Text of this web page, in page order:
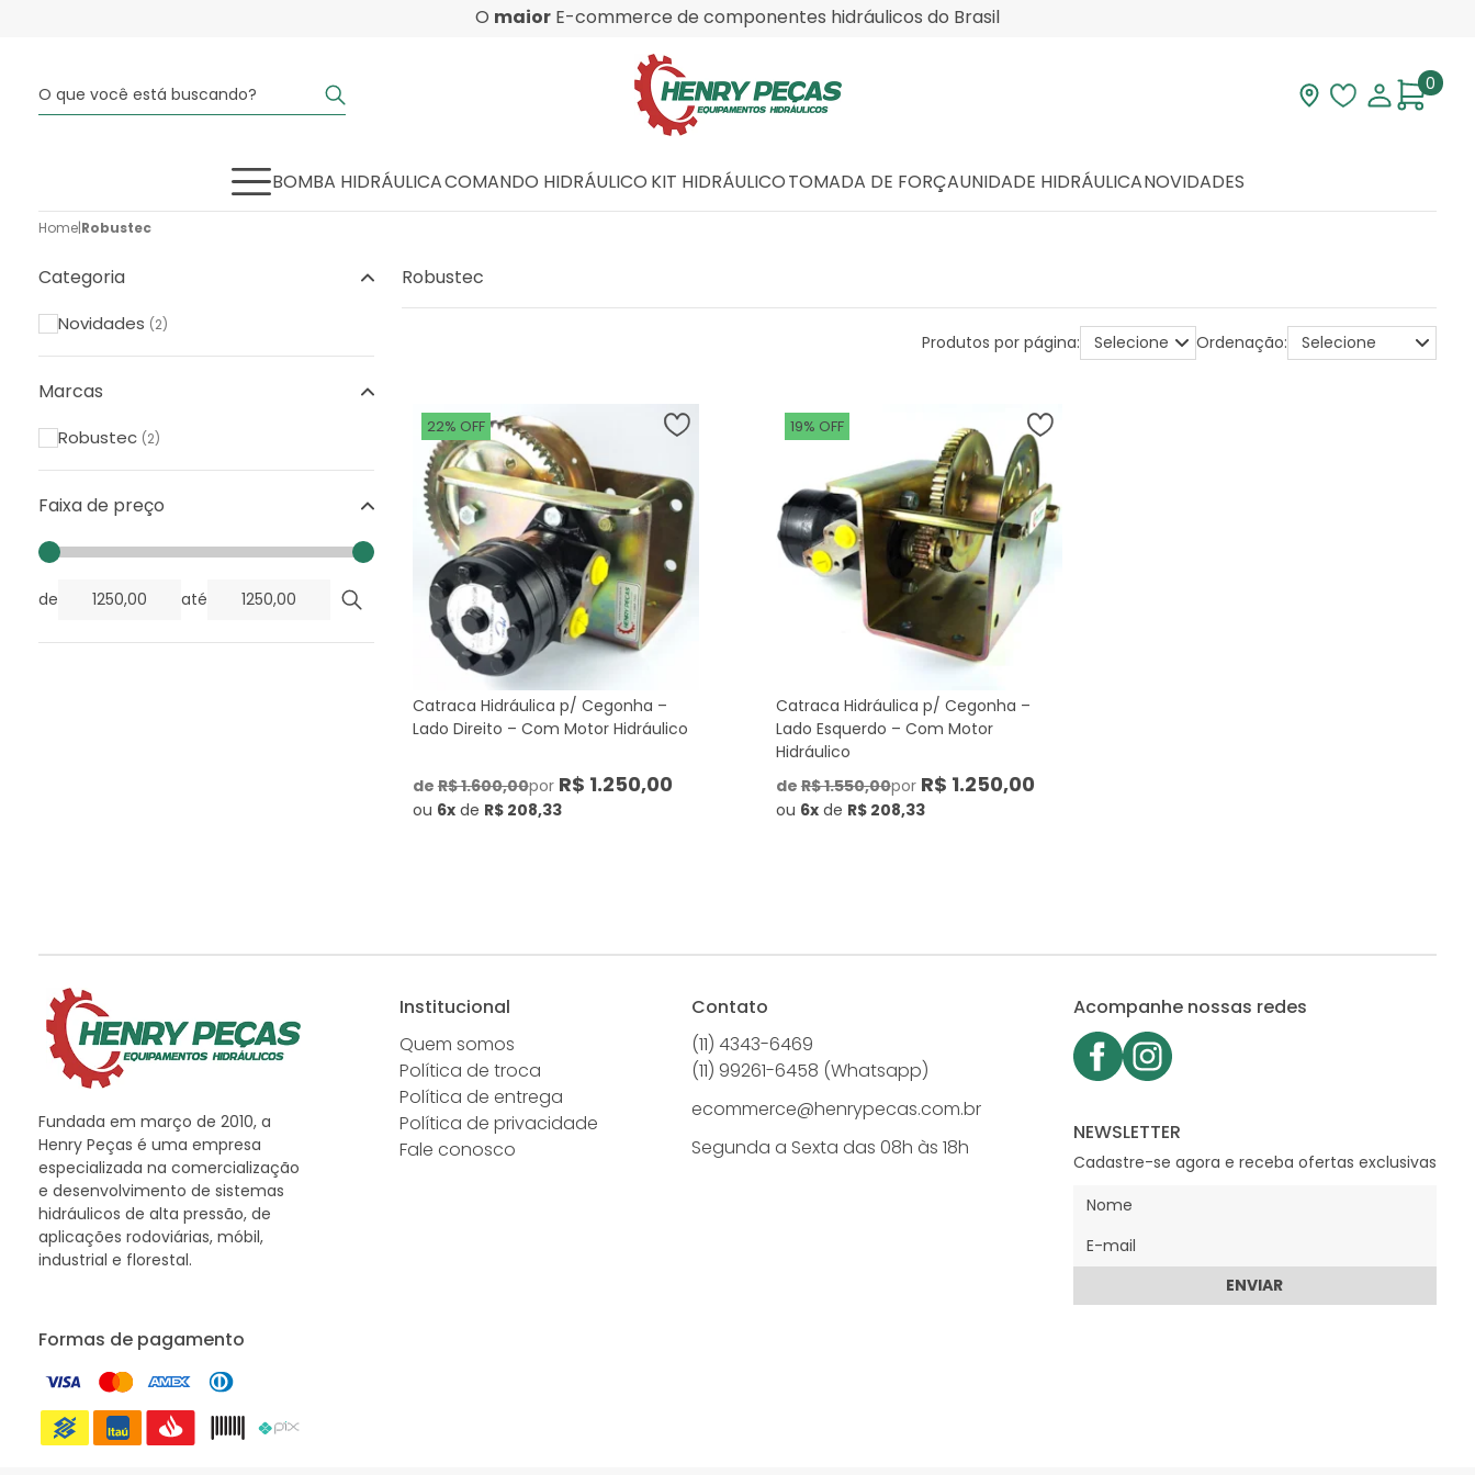
O maior E-commerce de componentes hidráulicos do Brasil
Visite nossa loja
Lista deMinha
0
BOMBA HIDRÁULICACOMANDO HIDRÁULICO KIT HIDRÁULICOTOMADA DE FORÇAUNIDADE HIDRÁULICANOVIDADES
Home|Robustec
Categoria
Novidades (2)
Marcas
Robustec (2)
Faixa de preço
de até
Robustec
Produtos por página: Ordenação:
22% OFF
Catraca Hidráulica p/ Cegonha –
Lado Direito – Com Motor Hidráulico
deR$ 1.600,00porR$ 1.250,00
ou 6xde R$ 208,33
19% OFF
Catraca Hidráulica p/ Cegonha –
Lado Esquerdo – Com Motor
Hidráulico
de R$ 1.550,00porR$ 1.250,00
ou 6xde R$ 208,33
Fundada em março de 2010, a
Henry Peças é uma empresa
especializada na comercialização
e desenvolvimento de sistemas
hidráulicos de alta pressão, de
aplicações rodoviárias, móbil,
industrial e florestal.
Formas de pagamento
Institucional
Quem somos
Política de troca
Política de entrega
Política de privacidade
Fale conosco
Contato
(11) 4343-6469
(11) 99261-6458 (Whatsapp)
ecommerce@henrypecas.com.br
Segunda a Sexta das 08h às 18h
Acompanhe nossas redes
NEWSLETTER
Cadastre-se agora e receba ofertas exclusivas
ENVIAR